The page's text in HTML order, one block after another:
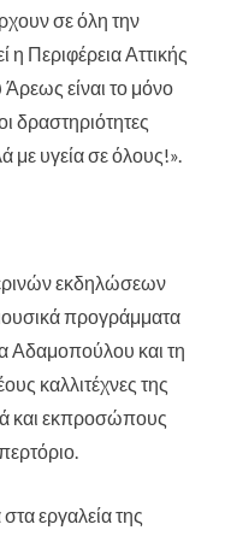
σε όλη την
Περιφέρεια Αττικής
είναι το μόνο
δραστηριότητες
με υγεία σε όλους!».
εκδηλώσεων
προγράμματα
Αδαμοπούλου και τη
καλλιτέχνες της
και εκπροσώπους
εργαλεία της